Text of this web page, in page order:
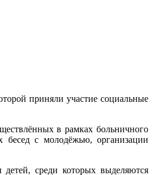
приняли участие социальные
в рамках больничного
бесед с молодёжью, организации
среди которых выделяются